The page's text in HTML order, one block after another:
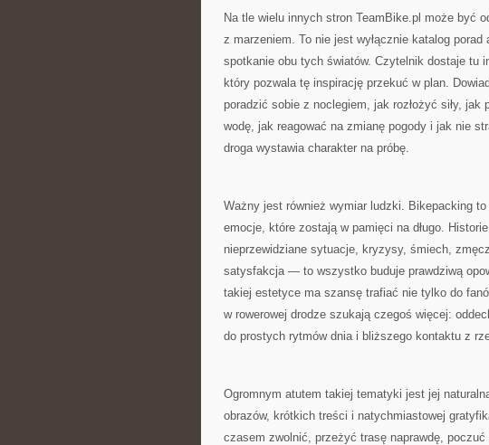
Na tle wielu innych stron TeamBike.pl może być
z marzeniem. To nie jest wyłącznie katalog
spotkanie obu tych światów. Czytelnik dostaje tu
który pozwala tę inspirację przekuć w plan.
poradzić sobie z noclegiem, jak rozłożyć siły,
wodę, jak reagować na zmianę pogody i jak nie
droga wystawia charakter na próbę.
Ważny jest również wymiar ludzki. Bikepacking
emocje, które zostają w pamięci na długo.
nieprzewidziane sytuacje, kryzysy, śmiech,
satysfakcja — to wszystko buduje prawdziwą
takiej estetyce ma szansę trafiać nie tylko do
w rowerowej drodze szukają czegoś więcej:
do prostych rytmów dnia i bliższego kontaktu z
Ogromnym atutem takiej tematyki jest jej
obrazów, krótkich treści i natychmiastowej
czasem zwolnić, przeżyć trasę naprawdę, poczuć